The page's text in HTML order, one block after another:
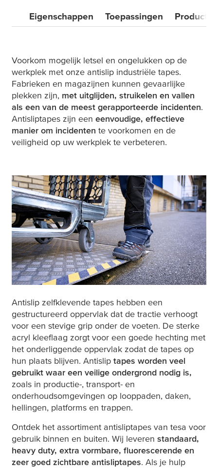
Eigenschappen Toepassingen Producten
Voorkom mogelijk letsel en ongelukken op de
werkplek met onze antislip industriële tapes.
Fabrieken en magazijnen kunnen gevaarlijke
plekken zijn, met uitglijden, struikelen en vallen
als een van de meest gerapporteerde incidenten.
Antisliptapes zijn een eenvoudige, effectieve
manier om incidenten te voorkomen en de
veiligheid op uw werkplek te verbeteren.
Antislip zelfklevende tapes hebben een
gestructureerd oppervlak dat de tractie verhoogt
voor een stevige grip onder de voeten. De sterke
acryl kleeflaag zorgt voor een goede hechting met
het onderliggende oppervlak zodat de tapes op
hun plaats blijven. Antislip tapes worden veel
gebruikt waar een veilige ondergrond nodig is,
zoals in productie-, transport- en
onderhoudsomgevingen op looppaden, daken,
hellingen, platforms en trappen.
Ontdek het assortiment antisliptapes van tesa voor
gebruik binnen en buiten. Wij leveren standaard,
heavy duty, extra vormbare, fluorescerende en
zeer goed zichtbare antisliptapes. Als je hulp